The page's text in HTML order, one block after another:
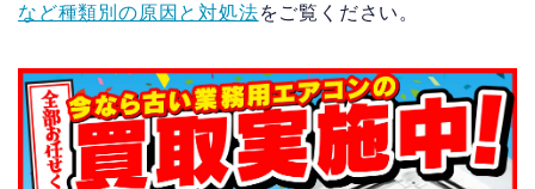
など種類別の原因と対処法をご覧ください。